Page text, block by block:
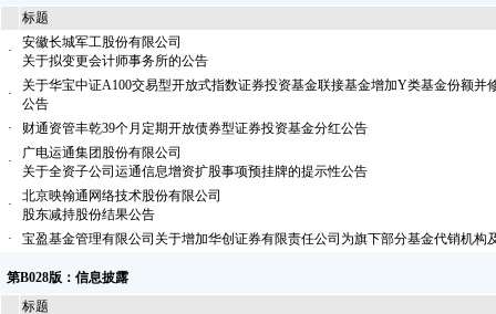
标题
·
安徽长城军工股份有限公司
关于拟变更会计师事务所的公告
·
关于华宝中证A100交易型开放式指数证券投资基金联接基金增加Y类基金份额并
公告
·
财通资管丰乾39个月定期开放债券型证券投资基金分红公告
·
广电运通集团股份有限公司
关于全资子公司运通信息增资扩股事项预挂牌的提示性公告
·
北京映翰通网络技术股份有限公司
股东减持股份结果公告
·
宝盈基金管理有限公司关于增加华创证券有限责任公司为旗下部分基金代销机构
第B028版：信息披露
标题